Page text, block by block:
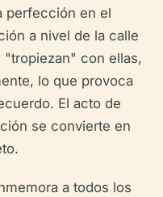
perfección en el
a nivel de la calle
con ellas,
lo que provoca
El acto de
se convierte en
a todos los